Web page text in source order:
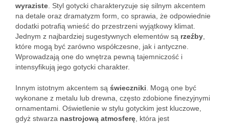
wyraziste . Styl gotycki charakteryzuje się silnym akcentem
na detale oraz dramatyzm form, co sprawia, że odpowiednie
dodatki potrafią wnieść do przestrzeni wyjątkowy klimat.
Jednym z najbardziej sugestywnych elementów są rzeźby
które mogą być zarówno współczesne, jak i antyczne.
Wprowadzają one do wnętrza pewną tajemniczość i
intensyfikują jego gotycki charakter.
Innym istotnym akcentem są świeczniki . Mogą one być
wykonane z metalu lub drewna, często zdobione finezyjnymi
ornamentami. Oświetlenie w stylu gotyckim jest kluczowe,
gdyż stwarza nastrojową atmosferę , która jest